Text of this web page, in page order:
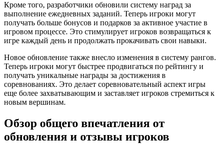
Кроме того, разработчики обновили систему наград за
выполнение ежедневных заданий. Теперь игроки могут
получать больше бонусов и подарков за активное участие в
игровом процессе. Это стимулирует игроков возвращаться к
игре каждый день и продолжать прокачивать свои навыки.
Новое обновление также внесло изменения в систему рангов.
Теперь игроки могут быстрее продвигаться по рейтингу и
получать уникальные награды за достижения в
соревнованиях. Это делает соревновательный аспект игры
еще более захватывающим и заставляет игроков стремиться к
новым вершинам.
Обзор общего впечатления от
обновления и отзывы игроков